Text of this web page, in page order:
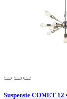
Suspensie COMET